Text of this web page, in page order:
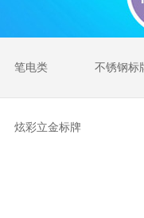
笔电类 不锈钢标
炫彩立金标牌